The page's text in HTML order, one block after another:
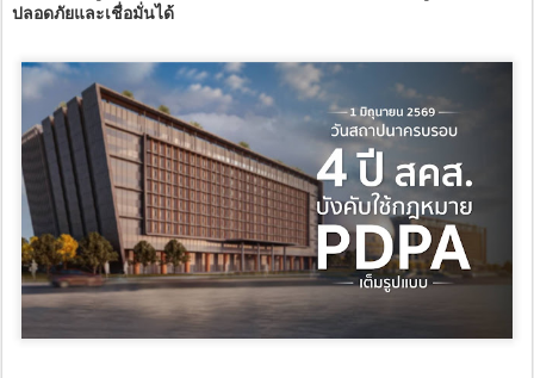
ปลอดภัยและเชื่อมั่นได้